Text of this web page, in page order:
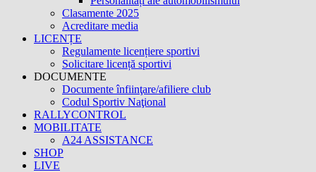
Clasamente 2025
Acreditare media
LICENȚE
Regulamente licențiere sportivi
Solicitare licență sportivi
DOCUMENTE
Documente înfiinţare/afiliere club
Codul Sportiv Naţional
RALLYCONTROL
MOBILITATE
A24 ASSISTANCE
SHOP
LIVE